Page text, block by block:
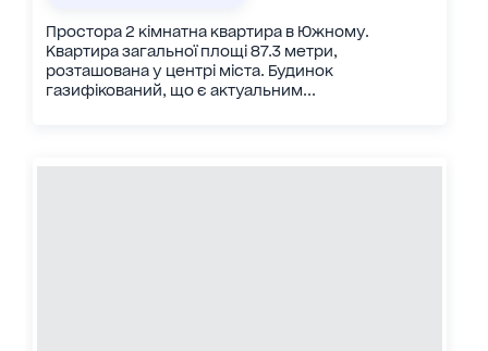
Простора 2 кімнатна квартира в Южному.
Квартира загальної площі 87.3 метри,
розташована у центрі міста. Будинок
газифікований, що є актуальним...